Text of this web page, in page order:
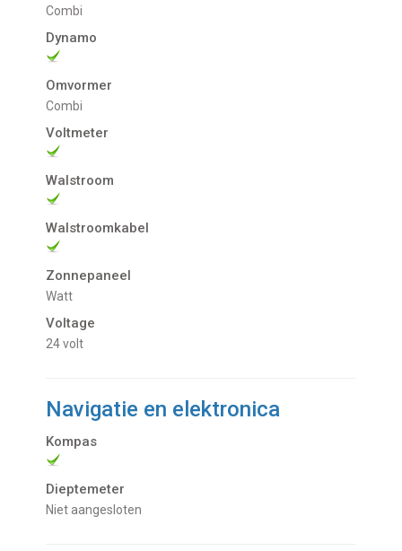
combi
Dynamo
Omvormer
combi
Voltmeter
Walstroom
Walstroomkabel
Zonnepaneel
Watt
Voltage
24 volt
Navigatie en elektronica
Kompas
Dieptemeter
niet aangesloten